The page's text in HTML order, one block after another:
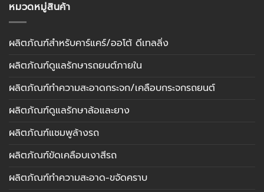
หมวดหมู่สินค้า
ผลิตภัณฑ์สำหรับคาร์แคร์/ออโต้ ดีเทลลิ่ง
ผลิตภัณฑ์ดูแลรักษารถยนต์ภายใน
ผลิตภัณฑ์ทำความสะอาดกระจก/เคลือบกระจกรถยนต์
ผลิตภัณฑ์ดูแลรักษาล้อและยาง
ผลิตภัณฑ์แชมพูล้างรถ
ผลิตภัณฑ์ขัดเคลือบเงาสีรถ
ผลิตภัณฑ์ทำความสะอาด-ขจัดคราบ